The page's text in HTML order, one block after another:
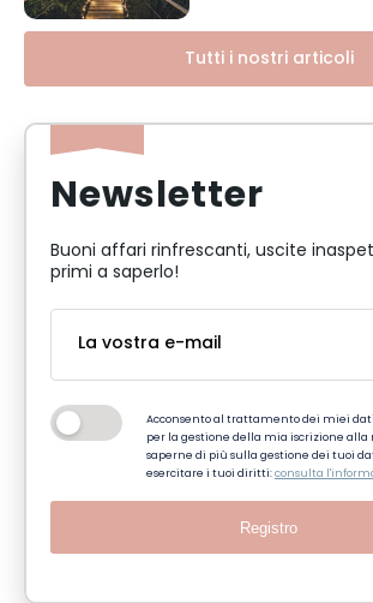
Tutti i nostri articoli
Newsletter
Buoni affari rinfrescanti, uscite
primi a saperlo!
Acconsento al trattamento dei miei dati
per la gestione della mia iscrizione alla
saperne di più sulla gestione dei tuoi
esercitare i tuoi diritti:consulta
Registro